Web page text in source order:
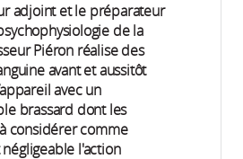
adjoint et le préparateur
de la
Piéron réalise des
avant et aussitôt
avec un
brassard dont les
considérer comme
l'action